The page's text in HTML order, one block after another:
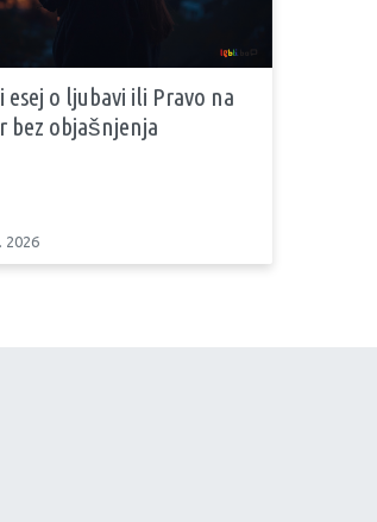
esej o ljubavi ili Pravo na
bez objašnjenja
2026